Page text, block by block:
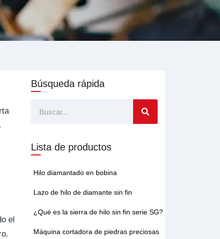
el
Búsqueda rápida
Buscar
Lista de productos
Hilo diamantado en bobina
Lazo de hilo de diamante sin fin
¿Qué es la sierra de hilo sin fin serie SG?
Máquina cortadora de piedras preciosas